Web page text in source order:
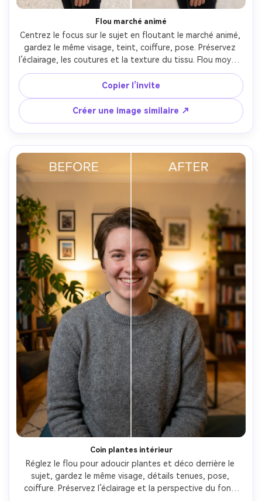
Flou marché animé
Centrez le focus sur le sujet en floutant le marché animé,
gardez le même visage, teint, coiffure, pose. Préservez
l’éclairage, les coutures et la texture du tissu. Flou moyen,
évitez les halos sur cheveux et mains, sauvegardez
l’éclairage --ar 4:5
Copier l’invite
Créer une image similaire ↗
Coin plantes intérieur
Réglez le flou pour adoucir plantes et déco derrière le
sujet, gardez le même visage, détails tenues, pose,
coiffure. Préservez l’éclairage et la perspective du fond